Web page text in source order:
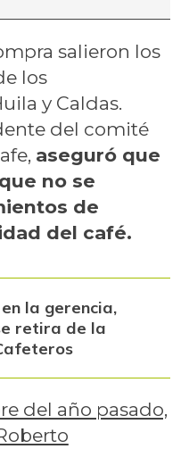
salieron los
los
y Caldas.
del comité
aseguró que
no se
de
del café.
la gerencia,
retira de la
del año pasado,